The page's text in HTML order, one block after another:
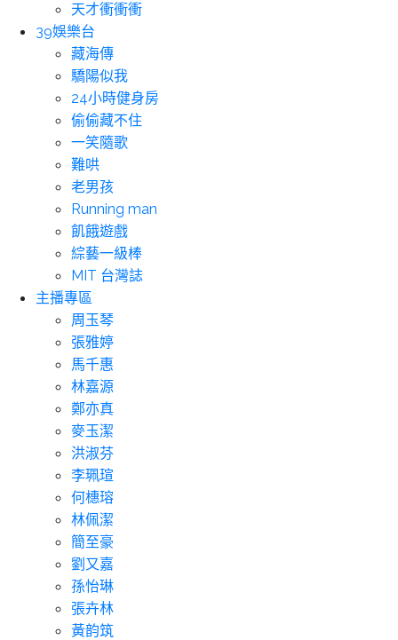
天才衝衝衝
39娛樂台
藏海傳
驕陽似我
24小時健身房
偷偷藏不住
一笑隨歌
難哄
老男孩
Running man
飢餓遊戲
綜藝一級棒
MIT 台灣誌
主播專區
周玉琴
張雅婷
馬千惠
林嘉源
鄭亦真
麥玉潔
洪淑芬
李珮瑄
何橞瑢
林佩潔
簡至豪
劉又嘉
孫怡琳
張卉林
黃韵筑